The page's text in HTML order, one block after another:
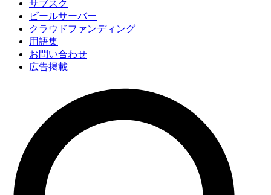
サブスク
ビールサーバー
クラウドファンディング
用語集
お問い合わせ
広告掲載